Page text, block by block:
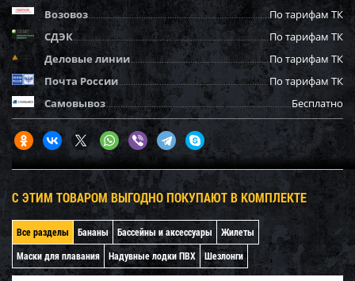
Возовоз
По тарифам ТК
СДЭК
По тарифам ТК
Деловые линии
По тарифам ТК
Почта России
По тарифам ТК
Самовывоз
Бесплатно
С ЭТИМ ТОВАРОМ ВЫГОДНО ПОКУПАЮТ В КОМПЛЕКТЕ
Все разделы Бананы Бассейны и аксессуары
Жилеты
Маски для плавания
Надувные лодки ПВХ Шезлонги